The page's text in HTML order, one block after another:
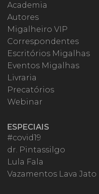
Academia
Autores
Migalheiro VIP
Correspondentes
Escritórios Migalhas
Eventos Migalhas
Livraria
Precatórios
Webinar
ESPECIAIS
#covid19
dr. Pintassilgo
Lula Fala
Vazamentos Lava Jato